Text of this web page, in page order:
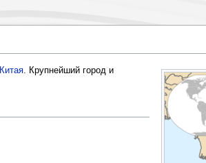
Китая. Крупнейший город и